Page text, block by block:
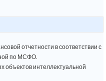
отчетности в соответствии с
по МСФО.
объектов интеллектуальной